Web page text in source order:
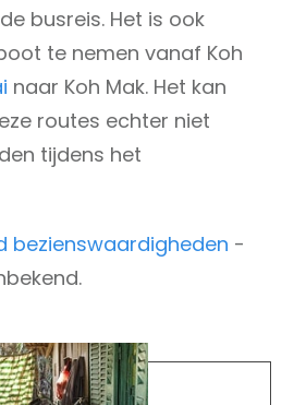
busreis. Het is ook
te nemen vanaf Koh
naar Koh Mak. Het kan
routes echter niet
tijdens het
bezienswaardigheden -